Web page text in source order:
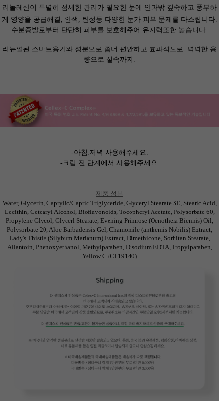
리놀레산이 특별히 섬세한 관리가 필요한 눈에 안과밖 깊숙하고 풍부하
게 영양을 공급해 결, 안색, 탄성등 다양한 눈가 피부 문제를 다스립니다.
수분증발로부터 단단히 피부를 보호해주어 유지력또한 높습니다.
리뉴얼된 스마트용기와 성분으로 좀더 편안하고 효과적으로. 넉넉한 용
량으로 실속까지.
-아침.저녁 사용해주세요.
-크림 전 단계에서 사용해주세요.
제품 성분
Water, Glycerin, Caprylic/Capric Triglyceride, Glyceryl Stearate SE, Stearic Acid,
Lecithin, Cetearyl Alcohol, Bioflavonoids, Tocopheryl Acetate, Polysorbate 60,
Propylene Glycol, Glycerl Stearate, Evening Primrose (Oenothera Biennis) Oil,
Polysorbate 20, Aloe Barbadensis Gel, Chamomile (anthemis Nobilis) Extract,
Lady's Thistle (Silybum Marianum) Extract, Dimethicone, Sorbitan Stearate,
Allantoin, Phenoxyethanol, Methylparaben, Disodium EDTA, Propylparaben,
Yellow C (CI 19140)